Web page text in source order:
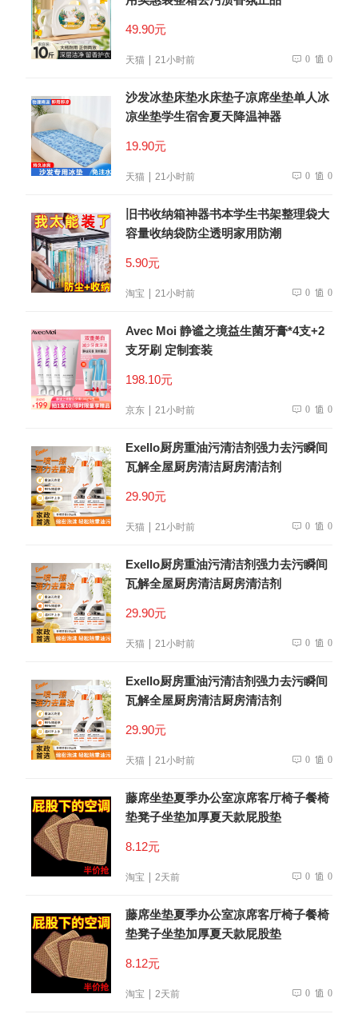
49.90元
天猫 21小时前 0 0
沙发冰垫床垫水床垫子凉席坐垫单人冰
凉坐垫学生宿舍夏天降温神器
19.90元
天猫 21小时前 0 0
旧书收纳箱神器书本学生书架整理袋大
容量收纳袋防尘透明家用防潮
5.90元
淘宝 21小时前 0 0
Avec Moi 静谧之境益生菌牙膏*4支+2
支牙刷 定制套装
198.10元
京东 21小时前 0 0
Exello厨房重油污清洁剂强力去污瞬间
瓦解全屋厨房清洁厨房清洁剂
29.90元
天猫 21小时前 0 0
Exello厨房重油污清洁剂强力去污瞬间
瓦解全屋厨房清洁厨房清洁剂
29.90元
天猫 21小时前 0 0
Exello厨房重油污清洁剂强力去污瞬间
瓦解全屋厨房清洁厨房清洁剂
29.90元
天猫 21小时前 0 0
藤席坐垫夏季办公室凉席客厅椅子餐椅
垫凳子坐垫加厚夏天款屁股垫
8.12元
淘宝 2天前 0 0
藤席坐垫夏季办公室凉席客厅椅子餐椅
垫凳子坐垫加厚夏天款屁股垫
8.12元
淘宝 2天前 0 0